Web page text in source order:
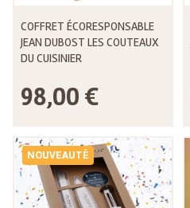
COFFRET ÉCORESPONSABLE
JEAN DUBOST LES COUTEAUX
DU CUISINIER
98,00 €
NOUVEAUTÉ